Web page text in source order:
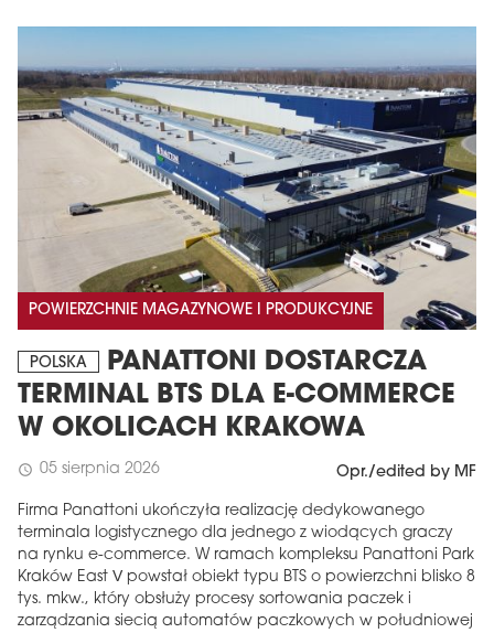
POWIERZCHNIE MAGAZYNOWE I PRODUKCYJNE
POLSKA
PANATTONI DOSTARCZA
TERMINAL BTS DLA E-COMMERCE
W OKOLICACH KRAKOWA
schedule 05 sierpnia 2026 Opr./edited by MF
Firma Panattoni ukończyła realizację dedykowanego
terminala logistycznego dla jednego z wiodących graczy
na rynku e-commerce. W ramach kompleksu Panattoni Park
Kraków East V powstał obiekt typu BTS o powierzchni blisko 8
tys. mkw., który obsłuży procesy sortowania paczek i
zarządzania siecią automatów paczkowych w południowej